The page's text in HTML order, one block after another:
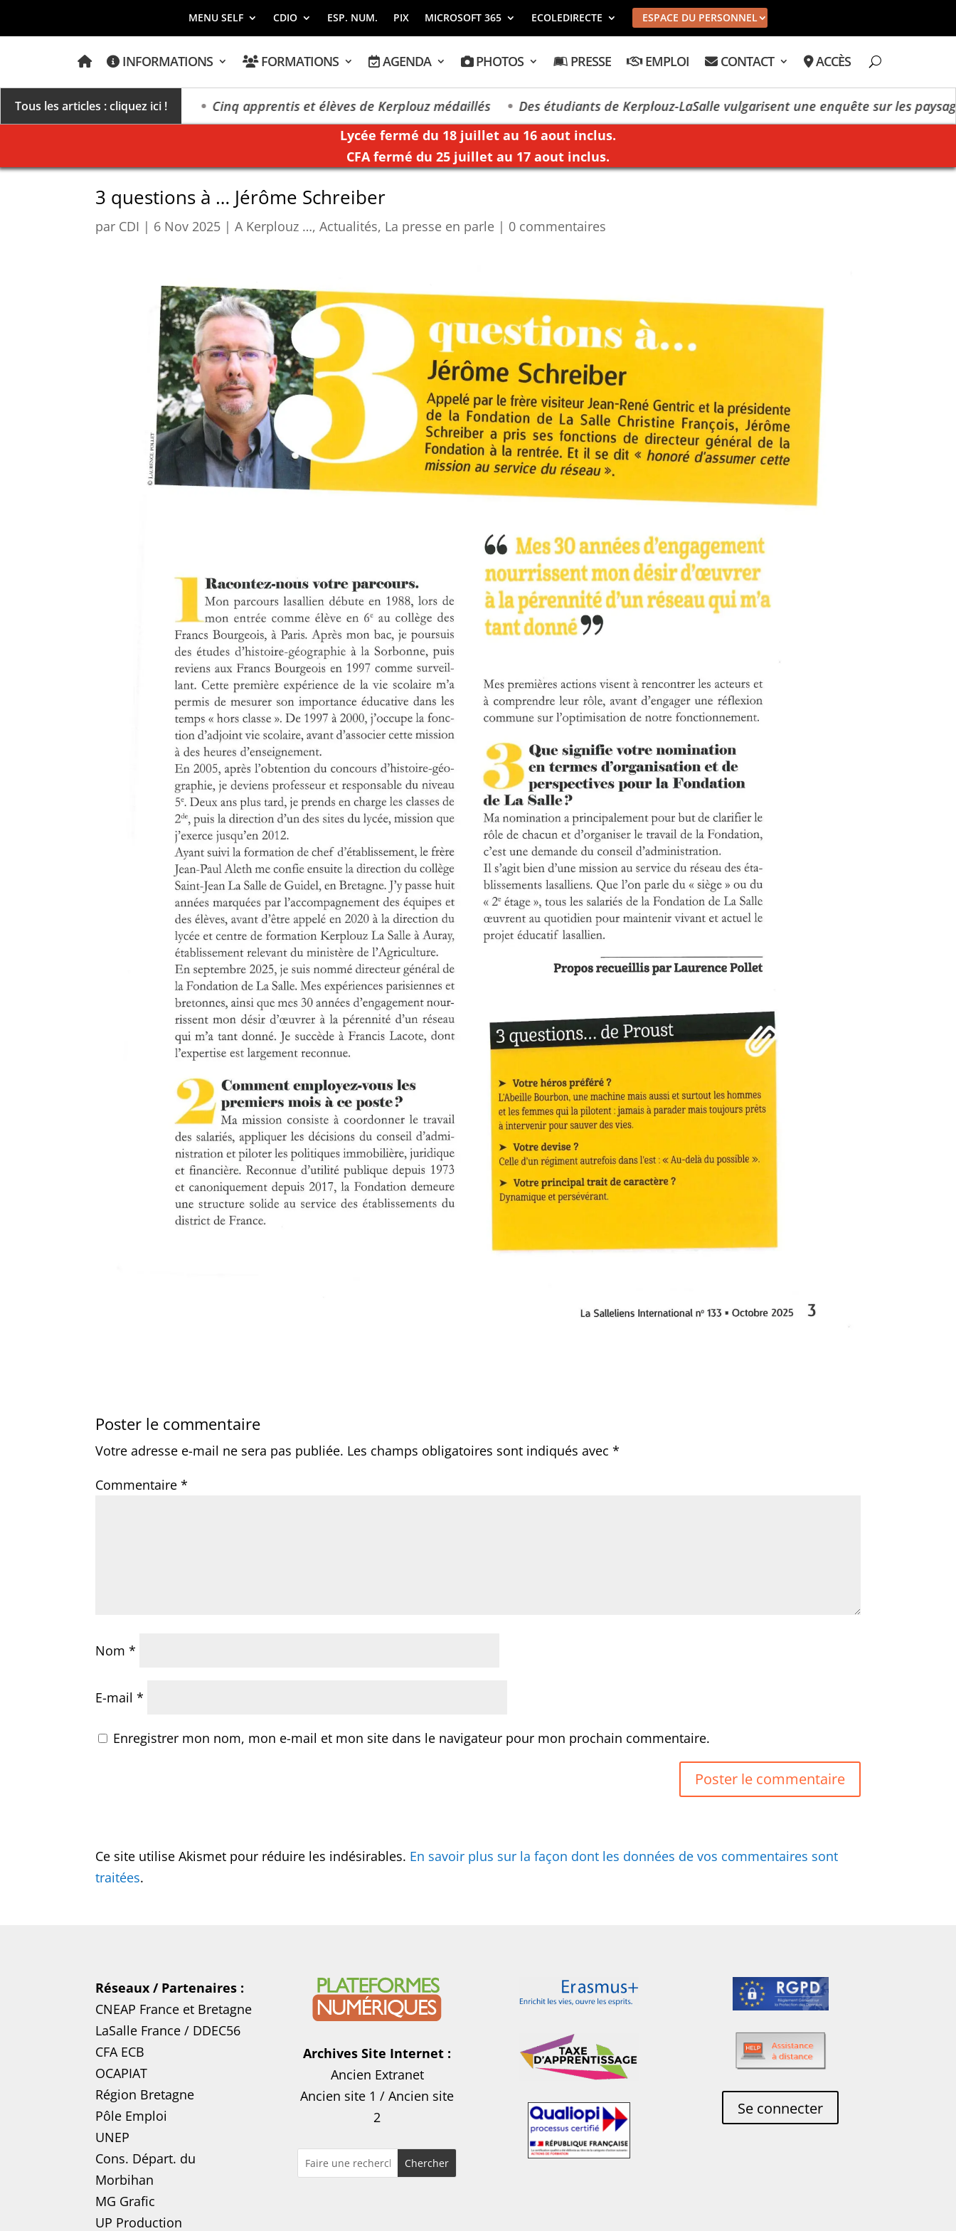
MENU SELF CDIO ESP. NUM. PIX MICROSOFT 365 ECOLEDIRECTE ESPACE DU PERSONNEL
A
U
E
I
L
INFORMATIONS FORMATIONS AGENDA PHOTOS PRESSE EMPLOI CONTACT ACCÈS
Tous les articles : cliquez ici !
des extrêmes » Cinq apprentis et élèves de Kerplouz médaillés Des étudiants de Kerplouz-LaSalle vulgarisent une enquête sur les paysages
Lycée fermé du 18 juillet au 16 aout inclus.
CFA fermé du 25 juillet au 17 aout inclus.
3 questions à … Jérôme Schreiber
par CDI | 6 Nov 2025 |A Kerplouz …,Actualités, La presse en parle | 0 commentaires
Poster le commentaire
Votre adresse e-mail ne sera pas publiée. Les champs obligatoires sont indiqués avec*
Commentaire*
Nom*
E-mail*
Enregistrer mon nom, mon e-mail et mon site dans le navigateur pour mon prochain commentaire.
Ce site utilise Akismet pour réduire les indésirables. En savoir plus sur la façon dont les données de vos commentaires sont
traitées.
Réseaux / Partenaires :
CNEAP France et Bretagne
LaSalle France / DDEC56
CFA ECB
OCAPIAT
Région Bretagne
Pôle Emploi
UNEP
Cons. Départ. du
Morbihan
MG Grafic
UP Production
Archives Site Internet :
Ancien Extranet
Ancien site 1 /Ancien site
2
Se connecter